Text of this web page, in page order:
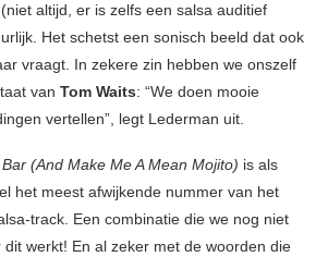
altijd, er is zelfs een salsa auditief
Het schetst een sonisch beeld dat ook
vraagt. In zekere zin hebben we onszelf
van Tom Waits: “We doen mooie
vertellen”, legt Lederman uit.
(And Make Me A Mean Mojito) is als
het meest afwijkende nummer van het
track. Een combinatie die we nog niet
werkt! En al zeker met de woorden die